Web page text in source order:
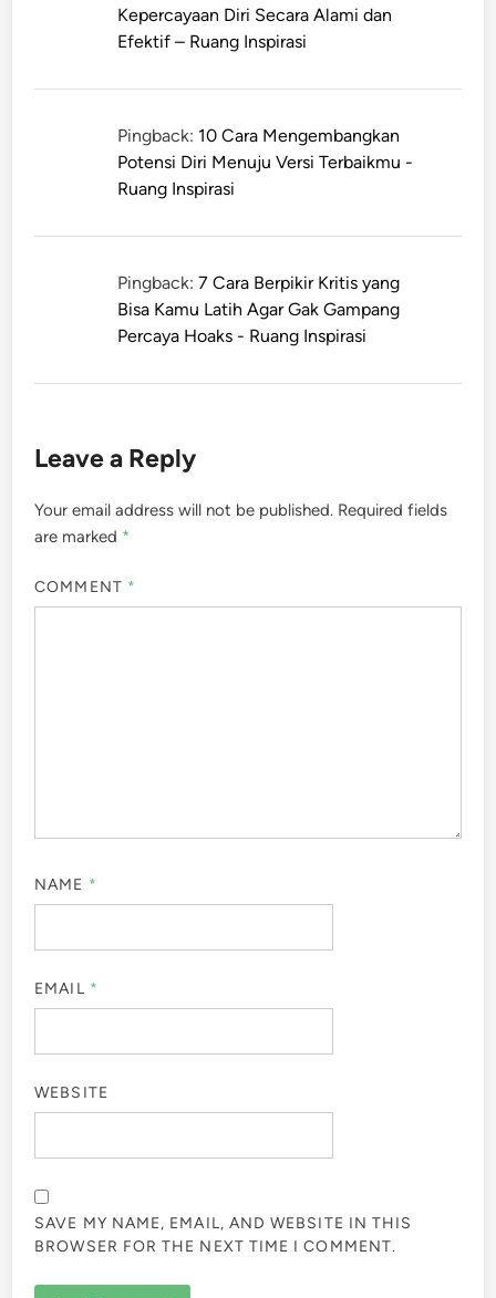
Kepercayaan Diri Secara Alami dan
Efektif – Ruang Inspirasi
Pingback: 10 Cara Mengembangkan
Potensi Diri Menuju Versi Terbaikmu -
Ruang Inspirasi
Pingback:7 Cara Berpikir Kritis yang
Bisa Kamu Latih Agar Gak Gampang
Percaya Hoaks - Ruang Inspirasi
Leave a Reply
Your email address will not be published. Required fields
are marked *
COMMENT *
NAME *
EMAIL *
WEBSITE
SAVE MY NAME, EMAIL, AND WEBSITE IN THIS
BROWSER FOR THE NEXT TIME I COMMENT.